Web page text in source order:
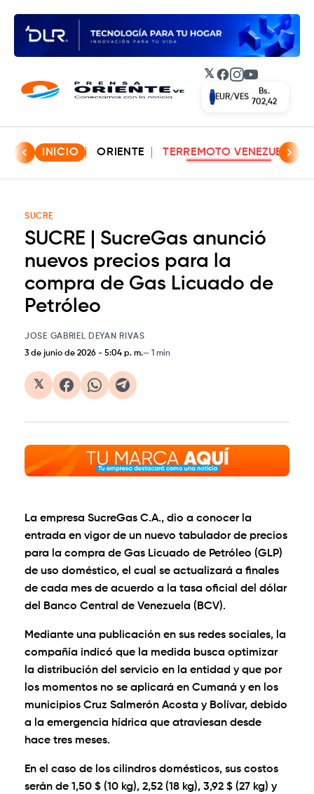
𝕏 Facebook
Instagram
YouTube
EUR/VES
Bs.
702,42
INICIO ORIENTE TERREMOTO VENEZUELA
SUCRE
SUCRE | SucreGas anunció
nuevos precios para la
compra de Gas Licuado de
Petróleo
JOSE GABRIEL DEYAN RIVAS
3 de junio de 2026 - 5:04 p. m. 1 min
𝕏
La empresa SucreGas C.A., dio a conocer la
entrada en vigor de un nuevo tabulador de precios
para la compra de Gas Licuado de Petróleo (GLP)
de uso doméstico, el cual se actualizará a finales
de cada mes de acuerdo a la tasa oficial del dólar
del Banco Central de Venezuela (BCV).
Mediante una publicación en sus redes sociales, la
compañía indicó que la medida busca optimizar
la distribución del servicio en la entidad y que por
los momentos no se aplicará en Cumaná y en los
municipios Cruz Salmerón Acosta y Bolívar, debido
a la emergencia hídrica que atraviesan desde
hace tres meses.
En el caso de los cilindros domésticos, sus costos
serán de 1,50 $ (10 kg), 2,52 (18 kg), 3,92 $ (27 kg) y